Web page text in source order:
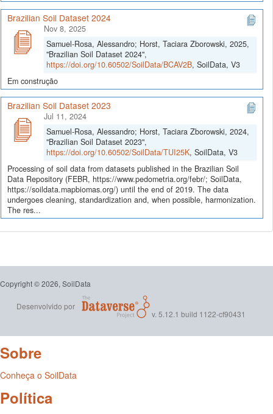
Brazilian Soil Dataset 2024
Nov 8, 2025
Samuel-Rosa, Alessandro; Horst, Taciara Zborowski, 2025,
"Brazilian Soil Dataset 2024",
https://doi.org/10.60502/SoilData/BCAV2B, SoilData, V3
Em construção
Brazilian Soil Dataset 2023
Jul 11, 2024
Samuel-Rosa, Alessandro; Horst, Taciara Zborowski, 2024,
"Brazilian Soil Dataset 2023",
https://doi.org/10.60502/SoilData/TUI25K, SoilData, V3
Processing of soil data from datasets published in the Brazilian Soil
Data Repository (FEBR, https://www.pedometria.org/febr/; SoilData,
https://soildata.mapbiomas.org/) until the end of 2019. The data
undergoes cleaning, standardization and, when possible, harmonization.
The res...
Copyright © 2026, SoilData
Desenvolvido por
v. 5.12.1 build 1122-cf90431
Sobre
Conheça o SoilData
Política